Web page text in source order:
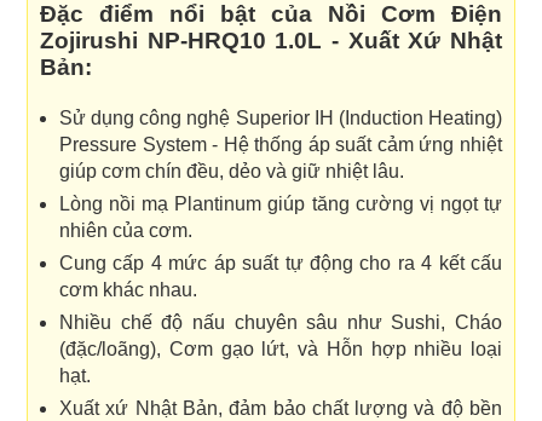
Đặc điểm nổi bật của Nồi Cơm Điện
Zojirushi NP-HRQ10 1.0L - Xuất Xứ Nhật
Bản:
Sử dụng công nghệ Superior IH (Induction Heating)
Pressure System - Hệ thống áp suất cảm ứng nhiệt
giúp cơm chín đều, dẻo và giữ nhiệt lâu.
Lòng nồi mạ Plantinum giúp tăng cường vị ngọt tự
nhiên của cơm.
Cung cấp 4 mức áp suất tự động cho ra 4 kết cấu
cơm khác nhau.
Nhiều chế độ nấu chuyên sâu như Sushi, Cháo
(đặc/loãng), Cơm gạo lứt, và Hỗn hợp nhiều loại
hạt.
Xuất xứ Nhật Bản, đảm bảo chất lượng và độ bền